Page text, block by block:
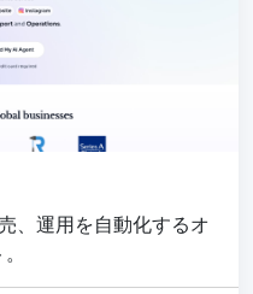
、運用を自動化するオ